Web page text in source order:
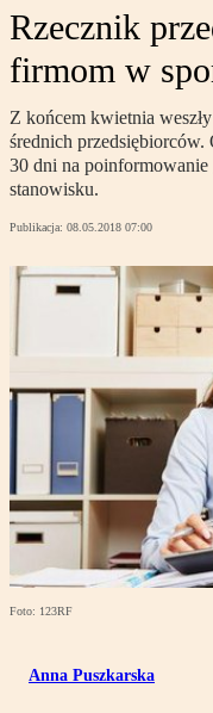
Rzecznik
firmom w
Z końcem kwietnia
średnich przedsiębiorców.
30 dni na poinformowanie
stanowisku.
Publikacja: 08.05.2018 07:00
Foto: 123RF
Anna Puszkarska